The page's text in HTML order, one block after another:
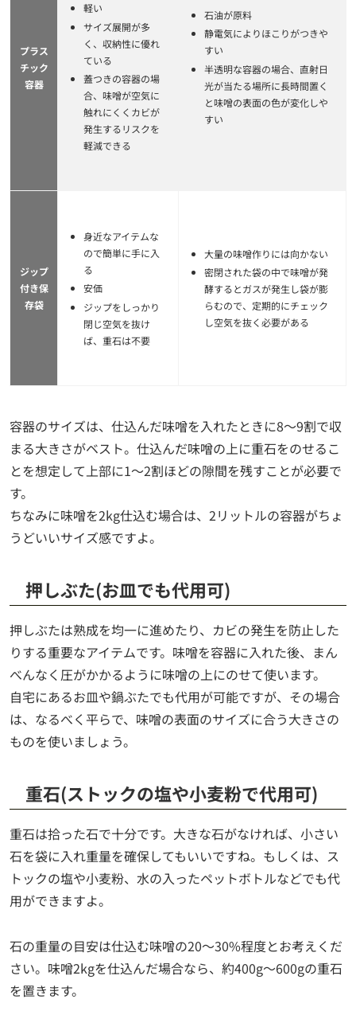
プラス
チック
容器
軽い
サイズ展開が多
く、収納性に優れ
ている
蓋つきの容器の場
合、味噌が空気に
触れにくくカビが
発生するリスクを
軽減できる
石油が原料
静電気によりほこりがつきや
すい
半透明な容器の場合、直射日
光が当たる場所に長時間置く
と味噌の表面の色が変化しや
すい
ジップ
付き保
存袋
身近なアイテムな
ので簡単に手に入
る
安価
ジップをしっかり
閉じ空気を抜け
ば、重石は不要
大量の味噌作りには向かない
密閉された袋の中で味噌が発
酵するとガスが発生し袋が膨
らむので、定期的にチェック
し空気を抜く必要がある
容器のサイズは、仕込んだ味噌を入れたときに8～9割で収
まる大きさがベスト。仕込んだ味噌の上に重石をのせるこ
とを想定して上部に1～2割ほどの隙間を残すことが必要で
す。
ちなみに味噌を2kg仕込む場合は、2リットルの容器がちょ
うどいいサイズ感ですよ。
押しぶた(お皿でも代用可)
押しぶたは熟成を均一に進めたり、カビの発生を防止した
りする重要なアイテムです。味噌を容器に入れた後、まん
べんなく圧がかかるように味噌の上にのせて使います。
自宅にあるお皿や鍋ぶたでも代用が可能ですが、その場合
は、なるべく平らで、味噌の表面のサイズに合う大きさの
ものを使いましょう。
重石(ストックの塩や小麦粉で代用可)
重石は拾った石で十分です。大きな石がなければ、小さい
石を袋に入れ重量を確保してもいいですね。もしくは、ス
トックの塩や小麦粉、水の入ったペットボトルなどでも代
用ができますよ。
石の重量の目安は仕込む味噌の20～30%程度とお考えくだ
さい。味噌2kgを仕込んだ場合なら、約400g～600gの重石
を置きます。